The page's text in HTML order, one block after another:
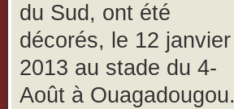
du Sud, ont été
décorés, le 12 janvier
2013 au stade du 4-
Août à Ouagadougou.